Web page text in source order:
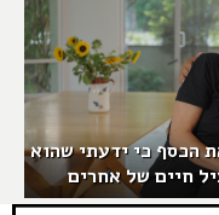
הכסף כי ידעתי שהוא
חיים של אחרים